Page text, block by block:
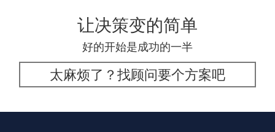
让决策变的简单
好的开始是成功的一半
太麻烦了？找顾问要个方案吧